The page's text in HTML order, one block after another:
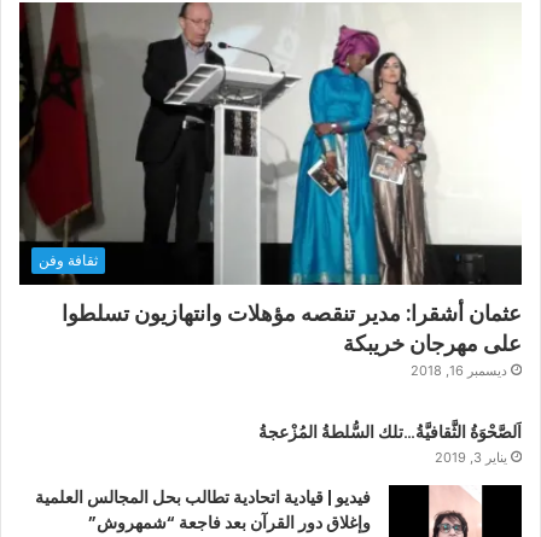
ثقافة وفن
عثمان أشقرا: مدير تنقصه مؤهلات وانتهازيون تسلطوا
على مهرجان خريبكة
ديسمبر 16, 2018
اَلصَّحْوَةُ الثَّقافيَّةُ…تلك السُّلطةُ المُزْعجةُ
يناير 3, 2019
فيديو | قيادية اتحادية تطالب بحل المجالس العلمية
وإغلاق دور القرآن بعد فاجعة “شمهروش”